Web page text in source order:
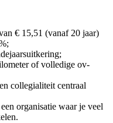
€ 15,51 (vanaf 20 jaar)
of volledige ov-
collegialiteit centraal
organisatie waar je veel